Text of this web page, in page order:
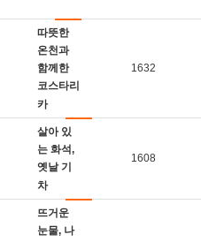
따뜻한
온천과
함께한
코스타리
카
1632
살아 있
는 화석,
옛날 기
차
1608
뜨거운
눈물, 나